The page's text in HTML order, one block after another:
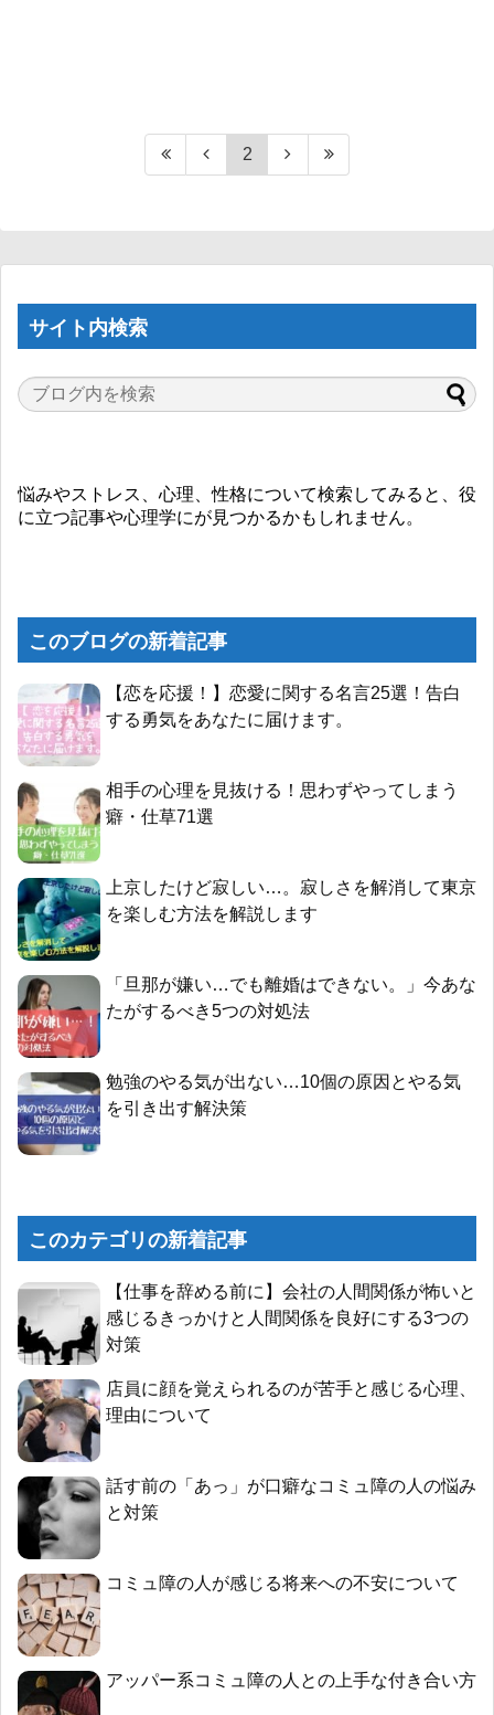
2
サイト内検索
悩みやストレス、心理、性格について検索してみると、役
に立つ記事や心理学にが見つかるかもしれません。
このブログの新着記事
【恋を応援！】恋愛に関する名言25選！告白
する勇気をあなたに届けます。
相手の心理を見抜ける！思わずやってしまう
癖・仕草71選
上京したけど寂しい…。寂しさを解消して東京
を楽しむ方法を解説します
「旦那が嫌い…でも離婚はできない。」今あな
たがするべき5つの対処法
勉強のやる気が出ない…10個の原因とやる気
を引き出す解決策
このカテゴリの新着記事
【仕事を辞める前に】会社の人間関係が怖いと
感じるきっかけと人間関係を良好にする3つの
対策
店員に顔を覚えられるのが苦手と感じる心理、
理由について
話す前の「あっ」が口癖なコミュ障の人の悩み
と対策
コミュ障の人が感じる将来への不安について
アッパー系コミュ障の人との上手な付き合い方